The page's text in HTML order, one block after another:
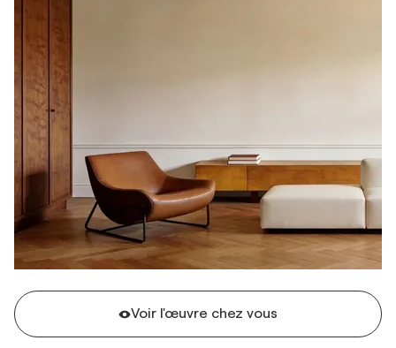
Voir l'œuvre chez vous